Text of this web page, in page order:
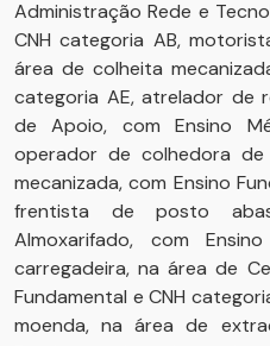
Administração Rede e
CNH categoria AB,
área de colheita
categoria AE, atrelador de
de Apoio, com Ensino
operador de colhedora
mecanizada, com Ensino
frentista de posto
Almoxarifado, com
carregadeira, na área de
Fundamental e CNH
moenda, na área de